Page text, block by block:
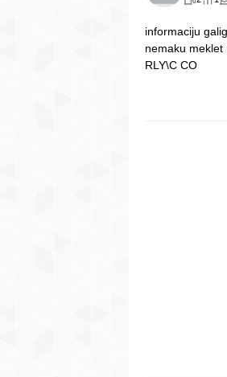
informaciju
nemaku meklet
RLY\C CO